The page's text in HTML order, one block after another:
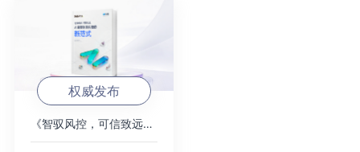
权威发布
《智驭风控，可信致远：AI 重塑财务内控的新范式》白皮书